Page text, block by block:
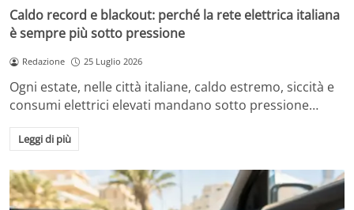
Caldo record e blackout: perché la rete elettrica italiana
è sempre più sotto pressione
Redazione 25 Luglio 2026
Ogni estate, nelle città italiane, caldo estremo, siccità e
consumi elettrici elevati mandano sotto pressione…
Leggi di più